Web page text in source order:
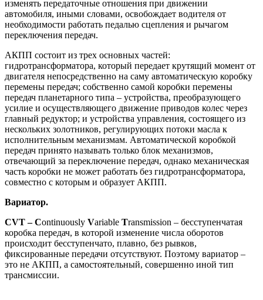
изменять передаточные отношения при движении
автомобиля, иными словами, освобождает водителя от
необходимости работать педалью сцепления и рычагом
переключения передач.
АКПП состоит из трех основных частей:
гидротрансформатора, который передает крутящий момент от
двигателя непосредственно на саму автоматическую коробку
перемены передач; собственно самой коробки перемены
передач планетарного типа – устройства, преобразующего
усилие и осуществляющего движение приводов колес через
главный редуктор; и устройства управления, состоящего из
нескольких золотников, регулирующих потоки масла к
исполнительным механизмам. Автоматической коробкой
передач принято называть только блок механизмов,
отвечающий за переключение передач, однако механическая
часть коробки не может работать без гидротрансформатора,
совместно с которым и образует АКПП.
Вариатор.
CVT – Continuously Variable Transmission – бесступенчатая
коробка передач, в которой изменение числа оборотов
происходит бесступенчато, плавно, без рывков,
фиксированные передачи отсутствуют. Поэтому вариатор –
это не АКПП, а самостоятельный, совершенно иной тип
трансмиссии.